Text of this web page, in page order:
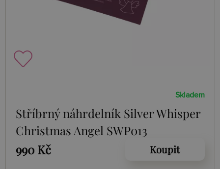
Skladem
Stříbrný náhrdelník Silver Whisper
Christmas Angel SWP013
990 Kč
Koupit